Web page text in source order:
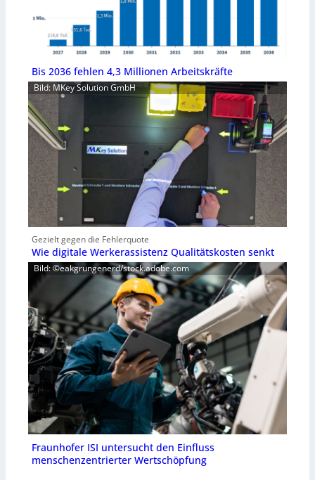
Bis 2036 fehlen 4,3 Millionen Arbeitskräfte
Bild: MKey Solution GmbH
Gezielt gegen die Fehlerquote
Wie digitale Werkerassistenz Qualitätskosten senkt
Bild: ©eakgrungenerd/stock.adobe.com
Fraunhofer ISI untersucht den Einfluss
menschenzentrierter Wertschöpfung